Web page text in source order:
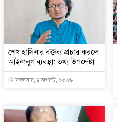
শেখ হাসিনার বক্তব্য প্রচার করলে
আইনানুগ ব্যবস্থা: তথ্য উপদেষ্টা
মঙ্গলবার, ৪ অগাস্ট, ২০২৬